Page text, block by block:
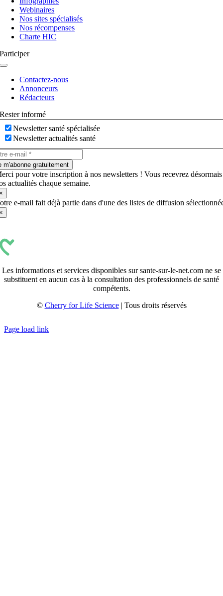
Webinaires
Nos sites spécialisés
Nos récompenses
Charte HIC
Participer
Navigation
basculeContactez-nous
Annonceurs
Rédacteurs
Rester informé
Newsletter santé spécialisée
Newsletter actualités santé
m'abonne gratuitement
pour votre inscription à nos newsletters ! Vous recevrez désormais
actualités chaque semaine.
e-mail fait déjà partie dans d'une des listes de diffusion
Les informations et services disponibles sur sante-sur-le-net.com ne se
substituent en aucun cas à la consultation des professionnels de santé
compétents.
© Cherry for Life Science| Tous droits réservés
Page load link